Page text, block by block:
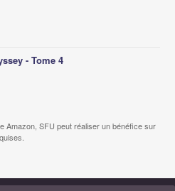
- Tome 4
Amazon, SFU peut réaliser un bénéfice sur